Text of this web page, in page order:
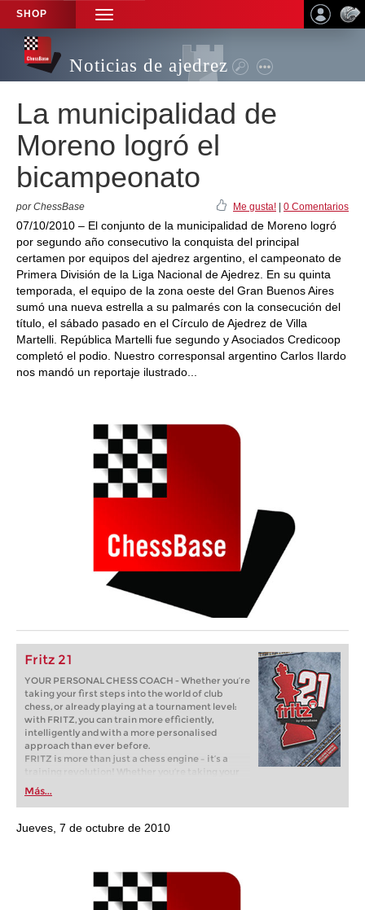
SHOP
TOGGLE
NAVIGATION
Noticias de ajedrez
La municipalidad de
Moreno logró el
bicampeonato
por ChessBase Me gusta! 0 Comentarios
07/10/2010 – El conjunto de la municipalidad de Moreno logró
por segundo año consecutivo la conquista del principal
certamen por equipos del ajedrez argentino, el campeonato de
Primera División de la Liga Nacional de Ajedrez. En su quinta
temporada, el equipo de la zona oeste del Gran Buenos Aires
sumó una nueva estrella a su palmarés con la consecución del
título, el sábado pasado en el Círculo de Ajedrez de Villa
Martelli. República Martelli fue segundo y Asociados Credicoop
completó el podio. Nuestro corresponsal argentino Carlos Ilardo
nos mandó un reportaje ilustrado...
Fritz 21
YOUR PERSONAL CHESS COACH - Whether you’re
taking your first steps into the world of club
chess, or already playing at a tournament level:
with FRITZ, you can train more efficiently,
intelligently and with a more personalised
approach than ever before.
FRITZ is more than just a chess engine – it’s a
training revolution! Whether you’re taking your
first steps into the world of club chess, or already
playing at a tournament level: with FRITZ, you can
train more efficiently, intelligently and with a
more personalised approach than ever before.
Más...
Jueves, 7 de octubre de 2010